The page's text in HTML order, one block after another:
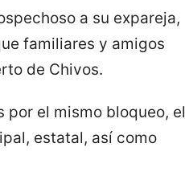
a su expareja,
familiares y amigos
de Chivos.
el mismo bloqueo, el
estatal, así como